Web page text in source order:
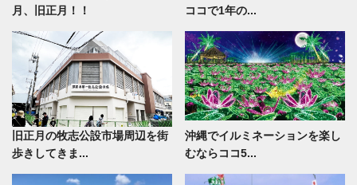
月、旧正月！！
ココで1年の...
旧正月の牧志公設市場周辺を街
歩きしてきま...
沖縄でイルミネーションを楽し
むならココ5...